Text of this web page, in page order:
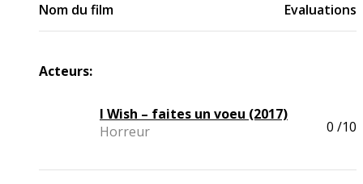
Nom du film Evaluations
Acteurs:
I Wish – faites un voeu (2017)
Horreur
0 /10